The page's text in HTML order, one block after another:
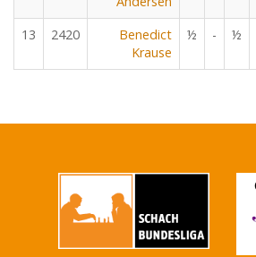
13 2420
Benedict
Krause
½ - ½